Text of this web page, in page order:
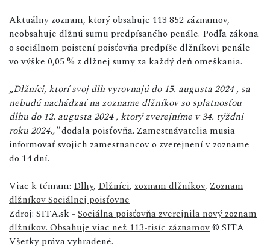
Aktuálny zoznam, ktorý obsahuje 113 852 záznamov,
neobsahuje dlžnú sumu predpísaného penále. Podľa zákona
o sociálnom poistení poisťovňa predpíše dlžníkovi penále
vo výške 0,05 % z dlžnej sumy za každý deň omeškania.
„Dlžníci, ktorí svoj dlh vyrovnajú do 15. augusta 2024 , sa
nebudú nachádzať na zozname dlžníkov so splatnosťou
dlhu do 12. augusta 2024 , ktorý zverejníme v 34. týždni
roku 2024.,"dodala poisťovňa. Zamestnávatelia musia
informovať svojich zamestnancov o zverejnení v zozname
do 14 dní.
Viac k témam: Dlhy, Dlžníci, zoznam dlžníkov, Zoznam
dlžníkov Sociálnej poisťovne
Zdroj: SITA.sk - Sociálna poisťovňa zverejnila nový zoznam
dlžníkov. Obsahuje viac než 113-tisíc záznamov© SITA
Všetky práva vyhradené.